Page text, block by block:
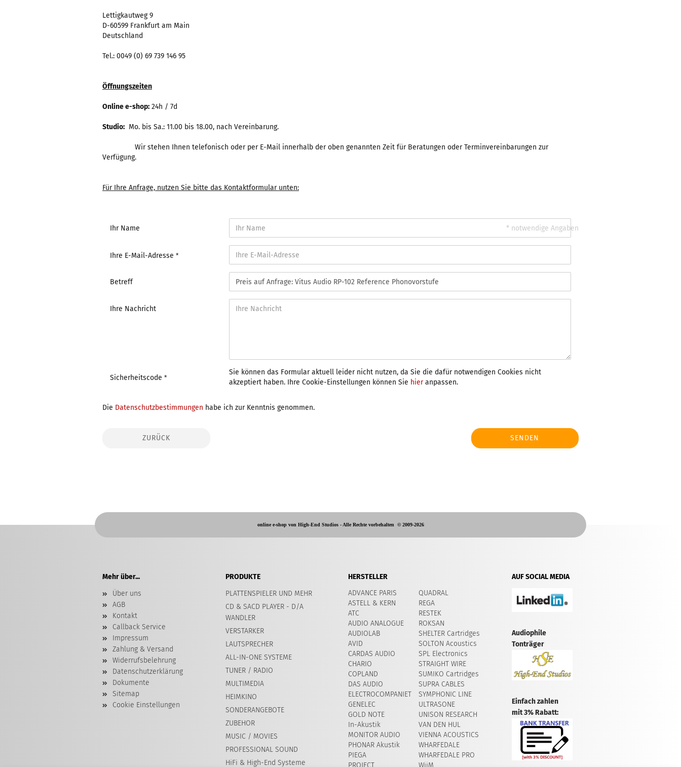
Lettigkautweg 9
D-60599 Frankfurt am Main
Deutschland
Tel.: 0049 (0) 69 739 146 95
Öffnungszeiten
Online e-shop: 24h / 7d
Studio: Mo. bis Sa.: 11.00 bis 18.00, nach Vereinbarung.
Wir stehen Ihnen telefonisch oder per E-Mail innerhalb der oben genannten Zeit für Beratungen oder Terminvereinbarungen zur
Verfügung.
Für Ihre Anfrage, nutzen Sie bitte das Kontaktformular unten:
Ihr Name
Ihre E-Mail-Adresse
Betreff
Ihre Nachricht
Sicherheitscode
Sie können das Formular aktuell leider nicht nutzen, da Sie die dafür notwendigen Cookies nicht
akzeptiert haben. Ihre Cookie-Einstellungen können Sie hieranpassen.
Die Datenschutzbestimmungen habe ich zur Kenntnis genommen.
ZURÜCK SENDEN
* notwendige Angaben
online e-shop von High-End Studios - Alle Rechte vorbehalten © 2009-2026
Mehr über...
Über uns
AGB
Kontakt
Callback Service
Impressum
Zahlung & Versand
Widerrufsbelehrung
Datenschutzerklärung
Dokumente
Sitemap
Cookie Einstellungen
PRODUKTE
PLATTENSPIELER UND MEHR
CD & SACD PLAYER - D/A
WANDLER
VERSTARKER
LAUTSPRECHER
ALL-IN-ONE SYSTEME
TUNER / RADIO
MULTIMEDIA
HEIMKINO
SONDERANGEBOTE
ZUBEHOR
MUSIC / MOVIES
PROFESSIONAL SOUND
HiFi & High-End Systeme
HERSTELLER
ADVANCE PARIS
ASTELL & KERN
ATC
AUDIO ANALOGUE
AUDIOLAB
AVID
CARDAS AUDIO
CHARIO
COPLAND
DAS AUDIO
ELECTROCOMPANIET
GENELEC
GOLD NOTE
In-Akustik
MONITOR AUDIO
PHONAR Akustik
PIEGA
PROJECT
QUADRAL
REGA
RESTEK
ROKSAN
SHELTER Cartridges
SOLTON Acoustics
SPL Electronics
STRAIGHT WIRE
SUMIKO Cartridges
SUPRA CABLES
SYMPHONIC LINE
ULTRASONE
UNISON RESEARCH
VAN DEN HUL
VIENNA ACOUSTICS
WHARFEDALE
WHARFEDALE PRO
WiiM
AUF SOCIAL MEDIA
Audiophile
Tonträger
Einfach zahlen
mit 3% Rabatt: